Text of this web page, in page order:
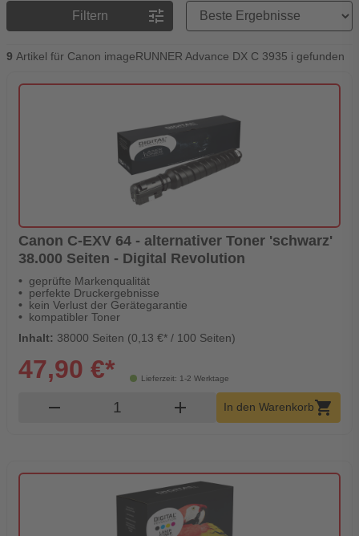
Filtern tune
Preisreihenfolge
9 Artikel für Canon imageRUNNER Advance DX C 3935 i gefunden
Canon C-EXV 64 - alternativer Toner 'schwarz'
38.000 Seiten - Digital Revolution
geprüfte Markenqualität
perfekte Druckergebnisse
kein Verlust der Gerätegarantie
kompatibler Toner
Inhalt: 38000 Seiten (0,13 €* / 100 Seiten)
Lieferzeit: 1-2 Werktage
47,90 €*
remove Produkt Warenkorb Menge
add In den Warenkorbshopping_cart